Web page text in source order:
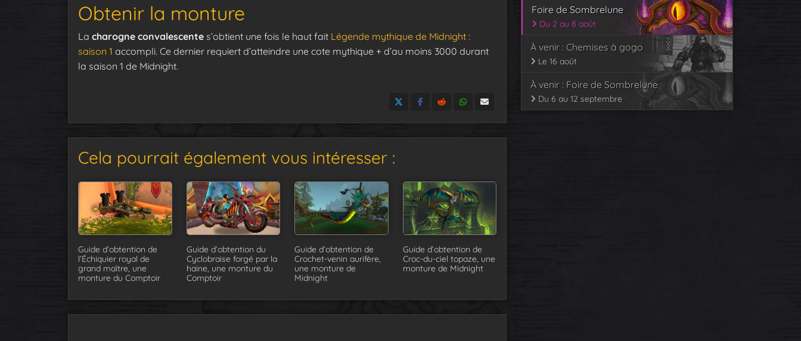
Obtenir la monture
La charogne convalescente s’obtient une fois le haut fait Légende mythique de Midnight :
saison 1 accompli. Ce dernier requiert d’atteindre une cote mythique + d’au moins 3000 durant
la saison 1 de Midnight.
Cela pourrait également vous intéresser :
Guide d’obtention de
l’Échiquier royal de
grand maître, une
monture du Comptoir
Guide d’obtention du
Cyclobraise forgé par la
haine, une monture du
Comptoir
Guide d’obtention de
Crochet-venin aurifère,
une monture de
Midnight
Guide d’obtention de
Croc-du-ciel topaze, une
monture de Midnight
Foire de Sombrelune
Du 2 au 8 août
À venir : Chemises à gogo
Le 16 août
À venir : Foire de Sombrelune
Du 6 au 12 septembre